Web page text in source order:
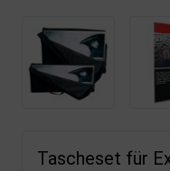
Tascheset für